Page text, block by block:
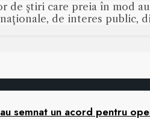
de ştiri care preia în mod
de interes public,
au semnat un acord pentru